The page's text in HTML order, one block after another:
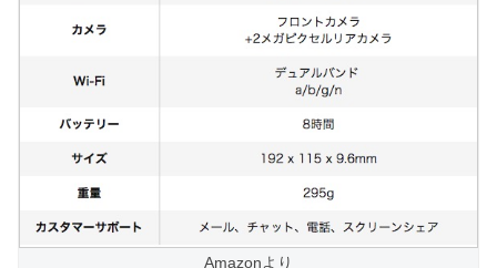
Amazonより